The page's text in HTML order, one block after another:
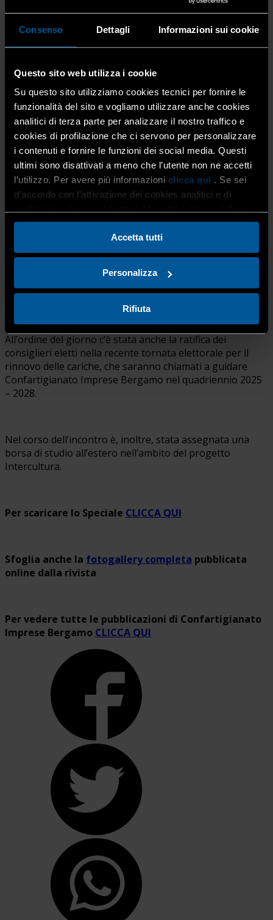
Consenso Dettagli Informazioni sui cookie
Questo sito web utilizza i cookie
Su questo sito utilizziamo cookies tecnici per fornire le
funzionalità del sito e vogliamo utilizzare anche cookies
analitici di terza parte per analizzare il nostro traffico e
cookies di profilazione che ci servono per personalizzare
i contenuti e fornire le funzioni dei social media. Questi
ultimi sono disattivati a meno che l’utente non ne accetti
l’utilizzo. Per avere più informazioni clicca qui . Se sei
d’accordo con l’attivazione dei cookies analitici e di
Accetta tutti
Personalizza
Rifiuta
aprile 2025del mensile“QUI Bergamo”dedica uno
specialeall’Assemblea Generale Ordinaria dei Soci di
Confartigianato Imprese Bergamo – parte privata
che si è tenuta lo scorso 11 aprile nella sede di Via
Torretta a Bergamo.
In una doppia pagina ricca di fotografie, i momenti più
Nelle pagine, un riepilogo dell’evento: durante
l’assemblea, riservata ai soli imprenditori associati, è
stato discusso l’andamento dell’anno trascorso e
approvato il bilancio 2024 dell’Associazione.
All’ordine del giorno c’è stata anche la ratifica dei
consiglieri eletti nella recente tornata elettorale per il
rinnovo delle cariche, che saranno chiamati a guidare
Confartigianato Imprese Bergamo nel quadriennio 2025
– 2028.
Nel corso dell’incontro è, inoltre, stata assegnata una
borsa di studio all’estero nell’ambito del progetto
Intercultura.
Per scaricare lo Speciale CLICCA QUI
Sfoglia anche la fotogallery completa pubblicata
online dalla rivista
Per vedere tutte le pubblicazioni di Confartigianato
Imprese Bergamo CLICCA QUI